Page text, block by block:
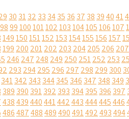
30 3132 33 3435 36 37 38 394041
9899100101102103104105106107
149150151152153154155156157
199 200 201202 203 204205 206 207
246 247 248 249 250 251252 253
293 294295 296 297 298 299 300
341342 343 344345 346 347 348 349
389 390 391392 393 394395 396 397
438439440441442443444445446
486487488489490491492493494